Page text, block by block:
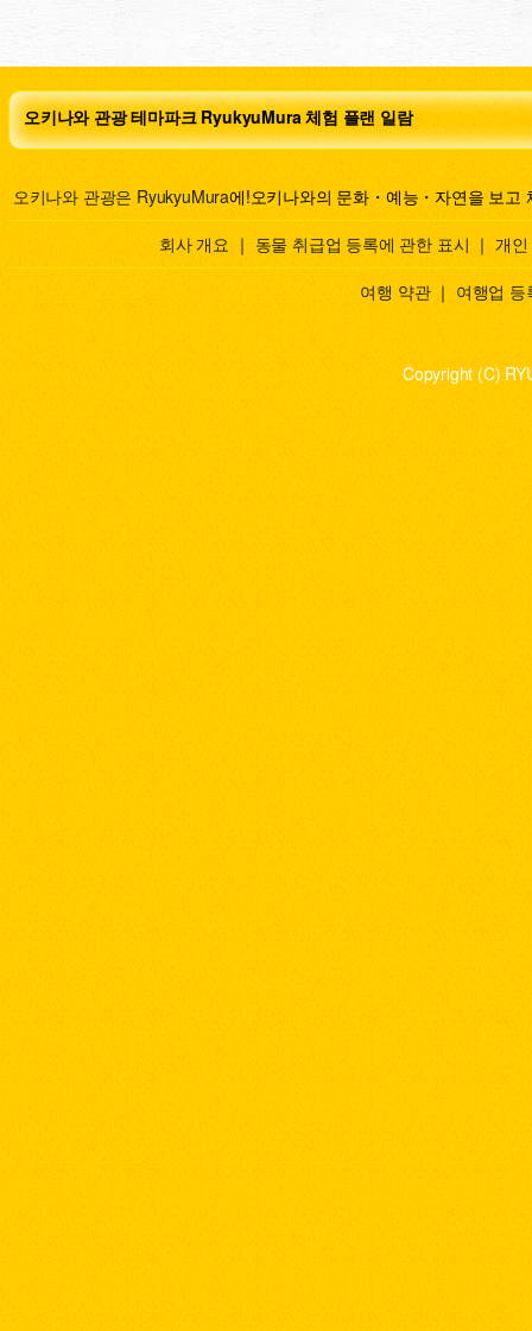
오키나와 관광 테마파크 RyukyuMura 체험 플랜 일람
오키나와 관광은 RyukyuMura에!오키나와의 문화・예능・자연을 보고
회사 개요 ｜ 동물 취급업 등록에 관한 표시 ｜ 개
여행 약관 ｜ 여행업 등
Copyright (C)